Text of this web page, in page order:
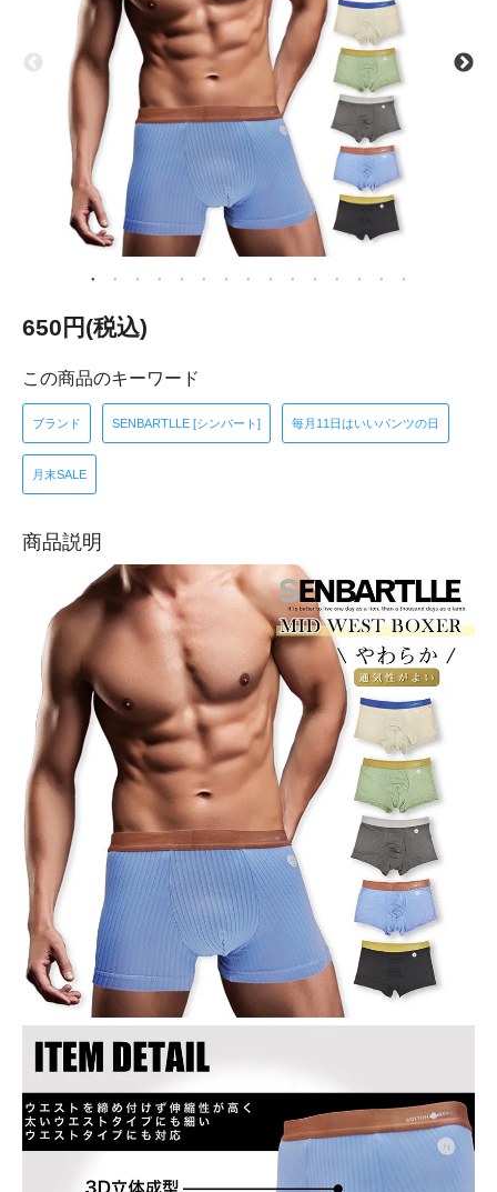
650円(税込)
この商品のキーワード
ブランド SENBARTLLE [シンバート] 毎月11日はいいパンツの日
月末SALE
商品説明